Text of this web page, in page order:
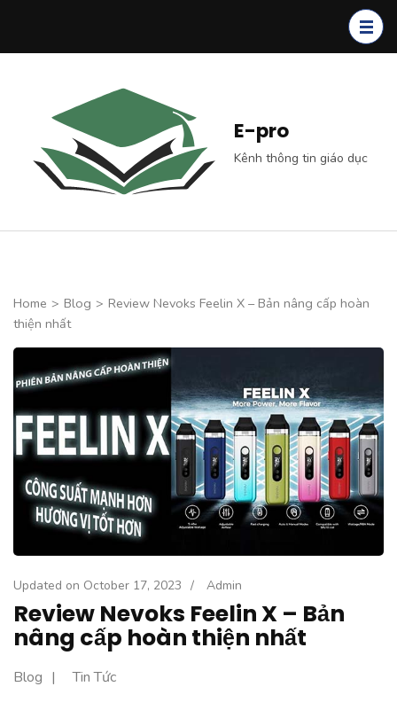
E-pro
Kênh thông tin giáo dục
Home > Blog > Review Nevoks Feelin X – Bản nâng cấp hoàn
thiện nhất
Updated on October 17, 2023 / Admin
Review Nevoks Feelin X – Bản
nâng cấp hoàn thiện nhất
Blog Tin Tức